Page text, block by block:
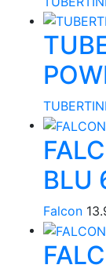
TUBERTINI
BLU
Falcon